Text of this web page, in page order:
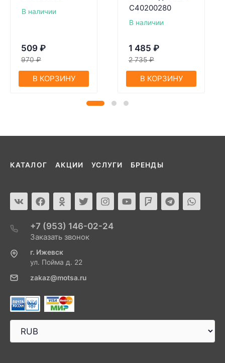
В наличии
509 ₽
970 ₽
В КОРЗИНУ
С40200280
В наличии
1 485 ₽
2 735 ₽
В КОРЗИНУ
КАТАЛОГ АКЦИИ УСЛУГИ БРЕНДЫ
+7 (953) 146-02-24
Заказать звонок
г. Ижевск
ул. Пойма д. 22
zakaz@motsa.ru